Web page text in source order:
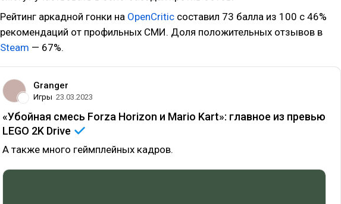
Рейтинг аркадной гонки на OpenCritic составил 73 балла из 100 с 46%
рекомендаций от профильных СМИ. Доля положительных отзывов в
Steam — 67%.
Granger
Игры 23.03.2023
«Убойная смесь Forza Horizon и Mario Kart»: главное из превью
LEGO 2K Drive
А также много геймплейных кадров.